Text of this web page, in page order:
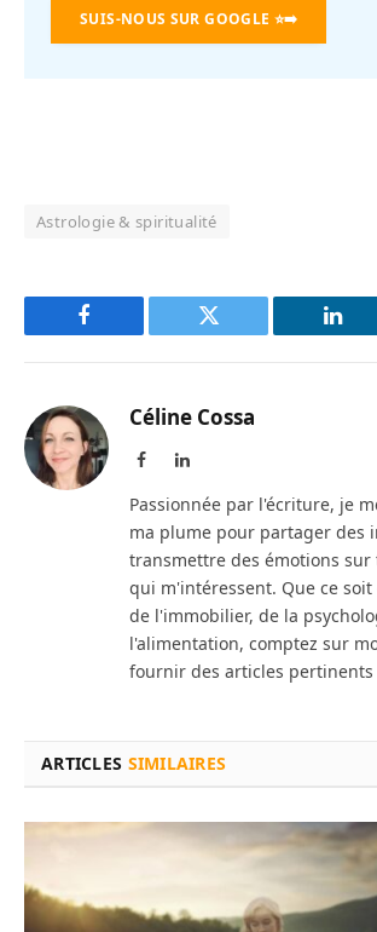
SUIS-NOUS SUR GOOGLE ⭐➡️
Astrologie & spiritualité
Facebook Twitter
Céline Cossa
FacebookLinkedIn
Passionnée par l'écriture, je
ma plume pour partager des
transmettre des émotions sur
qui m'intéressent. Que ce
de l'immobilier, de la
l'alimentation, comptez sur
fournir des articles pertinents
ARTICLES SIMILAIRES